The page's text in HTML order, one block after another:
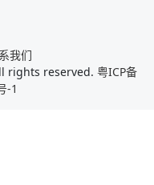
我们
rights reserved. 粤ICP备
-1